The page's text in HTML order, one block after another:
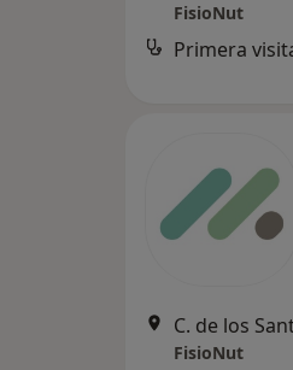
FisioNut
Primera
FisioNut